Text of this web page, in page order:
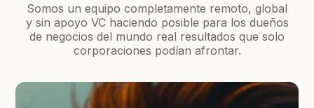
Somos un equipo completamente remoto, global
y sin apoyo VC haciendo posible para los dueños
de negocios del mundo real resultados que solo
corporaciones podían afrontar.